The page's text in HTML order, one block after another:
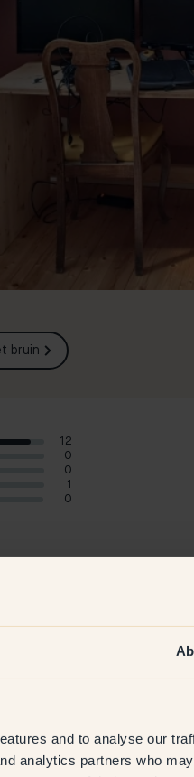
and to analyse our
analytics partners who
bruin
12
0
0
1
0
Geverifieerde